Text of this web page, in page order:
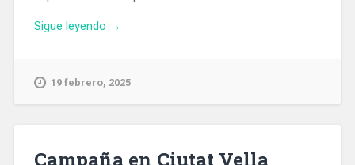
Sigue leyendo «La
Cataluña
→
19 febrero, 2025
Campaña en Ciutat Vella